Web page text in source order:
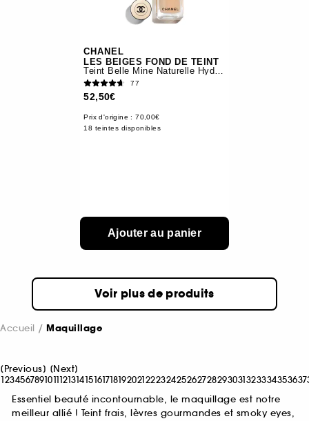
CHANEL
LES BEIGES FOND DE TEINT
Teint Belle Mine Naturelle Hydratation
77
52,50€
Prix d'origine : 70,00€
18 teintes disponibles
Ajouter au panier
Voir plus de produits
Accueil Maquillage
[Previous] [Next]
12345678910111213141516171819202122232425262728293031323334353637
Essentiel beauté incontournable, le maquillage est notre
meilleur allié ! Teint frais, lèvres gourmandes et smoky eyes,